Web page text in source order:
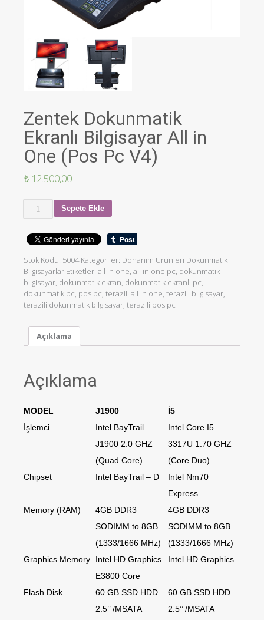
Zentek Dokunmatik
Ekranlı Bilgisayar All in
One (Pos Pc V4)
₺ 12.500,00
Sepete Ekle
Stok Kodu: 5004 Kategoriler: Donanım Ürünleri Dokunmatik
Bilgisayarlar Etiketler: all in one, all in one pc, dokunmatik
bilgisayar, dokunmatik ekran, dokunmatik ekranlı pc,
dokunmatik pc, pos pc, terazili all in one, terazili bilgisayar,
terazili dokunmatik bilgisayar, terazili pos pc
Açıklama
Açıklama
MODEL J1900
İ5
İşlemci
Intel BayTrail
J1900 2.0 GHZ
(Quad Core)
Intel Core I5
3317U 1.70 GHZ
(Core Duo)
Chipset
Intel BayTrail – D
Intel Nm70
Express
Memory (RAM)
4GB DDR3
SODIMM to 8GB
(1333/1666 MHz)
4GB DDR3
SODIMM to 8GB
(1333/1666 MHz)
Graphics Memory
Intel HD Graphics
E3800 Core
Intel HD Graphics
Flash Disk
60 GB SSD HDD
2.5’’ /MSATA
60 GB SSD HDD
2.5’’ /MSATA